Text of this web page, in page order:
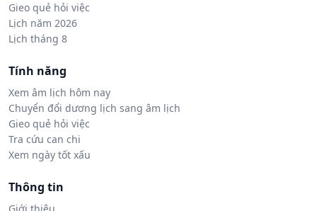
Gieo quẻ hỏi việc
Lịch năm 2026
Lịch tháng 8
Tính năng
Xem âm lịch hôm nay
Chuyển đổi dương lịch sang âm lịch
Gieo quẻ hỏi việc
Tra cứu can chi
Xem ngày tốt xấu
Thông tin